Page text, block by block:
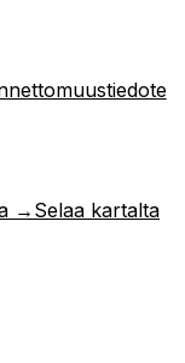
→Selaa kartalta